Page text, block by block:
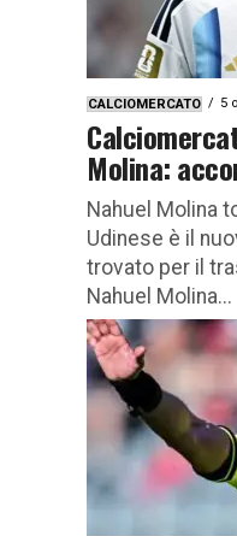
CALCIOMERCATO 5
Molina:
Nahuel Molina
Udinese è il
trovato per il
Nahuel Molina...